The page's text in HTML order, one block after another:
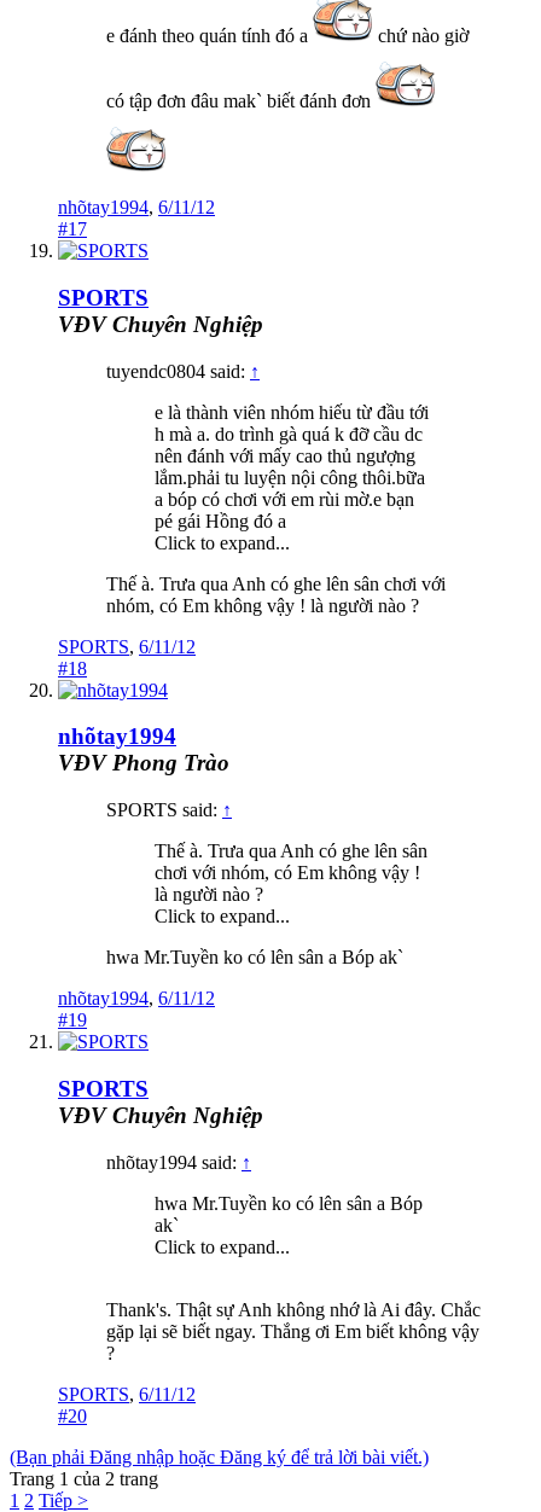
e đánh theo quán tính đó a chứ nào giờ
có tập đơn đâu mak` biết đánh đơn
nhõtay1994, 6/11/12
#17
SPORTS
VĐV Chuyên Nghiệp
tuyendc0804 said: ↑
e là thành viên nhóm hiếu từ đầu tới
h mà a. do trình gà quá k đỡ cầu dc
nên đánh với mấy cao thủ ngượng
lắm.phải tu luyện nội công thôi.bữa
a bóp có chơi với em rùi mờ.e bạn
pé gái Hồng đó a
Click to expand...
Thế à. Trưa qua Anh có ghe lên sân chơi với
nhóm, có Em không vậy ! là người nào ?
SPORTS, 6/11/12
#18
nhõtay1994
VĐV Phong Trào
SPORTS said: ↑
Thế à. Trưa qua Anh có ghe lên sân
chơi với nhóm, có Em không vậy !
là người nào ?
Click to expand...
hwa Mr.Tuyền ko có lên sân a Bóp ak`
nhõtay1994, 6/11/12
#19
SPORTS
VĐV Chuyên Nghiệp
nhõtay1994 said: ↑
hwa Mr.Tuyền ko có lên sân a Bóp
ak`
Click to expand...
Thank's. Thật sự Anh không nhớ là Ai đây. Chắc
gặp lại sẽ biết ngay. Thắng ơi Em biết không vậy
?
SPORTS, 6/11/12
#20
(Bạn phải Đăng nhập hoặc Đăng ký để trả lời bài viết.)
Trang 1 của 2 trang
1 2 Tiếp >